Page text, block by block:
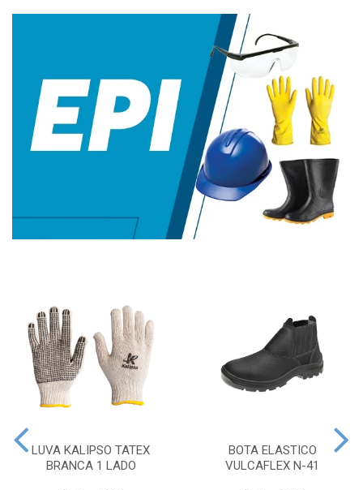
LUVA KALIPSO TATEX
BRANCA 1 LADO
BOTA ELASTICO
VULCAFLEX N-41